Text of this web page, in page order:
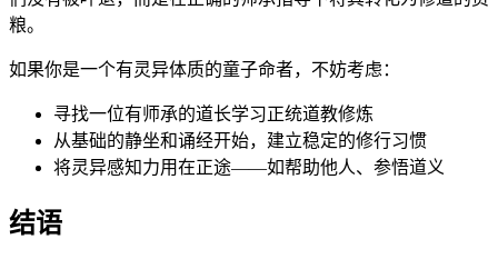
粮。
如果你是一个有灵异体质的童子命者，不妨考虑：
寻找一位有师承的道长学习正统道教修炼
从基础的静坐和诵经开始，建立稳定的修行习惯
将灵异感知力用在正途——如帮助他人、参悟道义
结语